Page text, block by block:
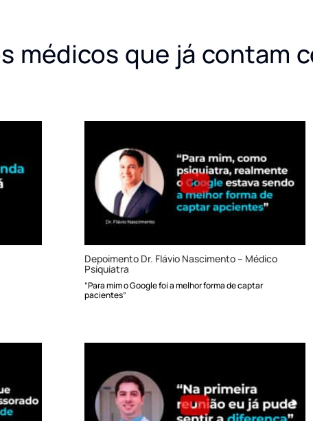
médicos que já contam
Depoimento Dr. Flávio Nascimento – Médico
Psiquiatra
“Para mim o Google foi a melhor forma de captar
pacientes”